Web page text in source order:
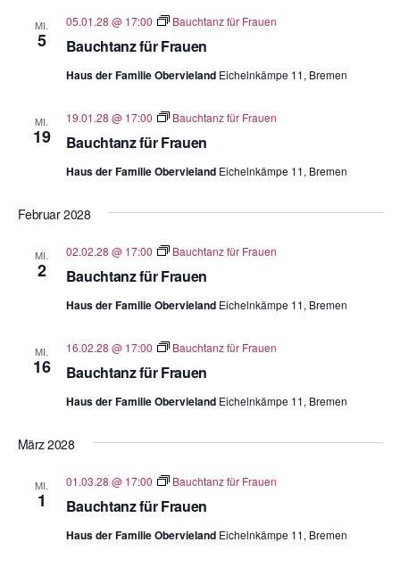
MI.
5 Bauchtanz für Frauen
05.01.28 @ 17:00 Bauchtanz für Frauen
Haus der Familie Obervieland Eichelnkämpe 11, Bremen
MI.
19 Bauchtanz für Frauen
19.01.28 @ 17:00 Bauchtanz für Frauen
Haus der Familie Obervieland Eichelnkämpe 11, Bremen
Februar 2028
MI.
2 Bauchtanz für Frauen
02.02.28 @ 17:00 Bauchtanz für Frauen
Haus der Familie Obervieland Eichelnkämpe 11, Bremen
MI.
16 Bauchtanz für Frauen
16.02.28 @ 17:00 Bauchtanz für Frauen
Haus der Familie Obervieland Eichelnkämpe 11, Bremen
März 2028
MI.
1 Bauchtanz für Frauen
01.03.28 @ 17:00 Bauchtanz für Frauen
Haus der Familie Obervieland Eichelnkämpe 11, Bremen